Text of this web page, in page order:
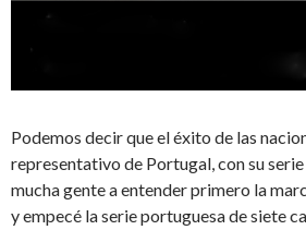
Podemos decir que el éxito de las
representativo de Portugal, con su
mucha gente a entender primero la
y empecé la serie portuguesa de siete